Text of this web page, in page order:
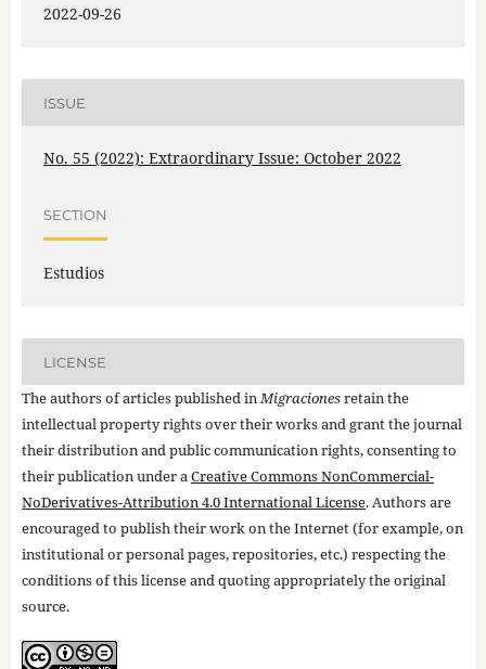
2022-09-26
ISSUE
No. 55 (2022): Extraordinary Issue: October 2022
SECTION
Estudios
LICENSE
The authors of articles published inMigracionesretain the
intellectual property rights over their works and grant the journal
their distribution and public communication rights, consenting to
their publication under aCreative Commons NonCommercial-
NoDerivatives-Attribution 4.0 International License. Authors are
encouraged to publish their work on the Internet (for example, on
institutional or personal pages, repositories, etc.) respecting the
conditions of this license and quoting appropriately the original
source.